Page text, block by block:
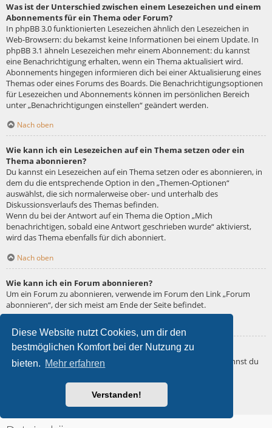
Diese Website nutzt Cookies, um dir den
bestmöglichen Komfort bei der Nutzung zu
bieten. Mehr erfahren
Verstanden!
Was ist der Unterschied zwischen einem Lesezeichen und einem
Abonnements für ein Thema oder Forum?
In phpBB 3.0 funktionierten Lesezeichen ähnlich den Lesezeichen in
Web-Browsern: du bekamst keine Informationen bei einem Update. In
phpBB 3.1 ähneln Lesezeichen mehr einem Abonnement: du kannst
eine Benachrichtigung erhalten, wenn ein Thema aktualisiert wird.
Abonnements hingegen informieren dich bei einer Aktualisierung eines
Themas oder eines Forums des Boards. Die Benachrichtigungsoptionen
für Lesezeichen und Abonnements können im persönlichen Bereich
unter „Benachrichtigungen einstellen“ geändert werden.
Nach oben
Wie kann ich ein Lesezeichen auf ein Thema setzen oder ein
Thema abonnieren?
Du kannst ein Lesezeichen auf ein Thema setzen oder es abonnieren, in
dem du die entsprechende Option in den „Themen-Optionen“
auswählst, die sich normalerweise ober- und unterhalb des
Diskussionsverlaufs des Themas befinden.
Wenn du bei der Antwort auf ein Thema die Option „Mich
benachrichtigen, sobald eine Antwort geschrieben wurde“ aktivierst,
wird das Thema ebenfalls für dich abonniert.
Nach oben
Wie kann ich ein Forum abonnieren?
Um ein Forum zu abonnieren, verwende im Forum den Link „Forum
abonnieren“, der sich meist am Ende der Seite befindet.
Wie deaktiviere ich meine Abonnements?
Wenn du mehrere Abonnements deaktivieren möchtest, so kannst du
verwalten“ machen.